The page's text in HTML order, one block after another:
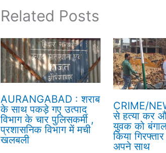
Related Posts
AURANGABAD : शराब
के साथ पकड़े गए उत्पाद
विभाग के चार पुलिसकर्मी ,
प्रशासनिक विभाग में मची
खलबली
CRIME/
से हत्या कर
युवक को
किया
अपने साथ